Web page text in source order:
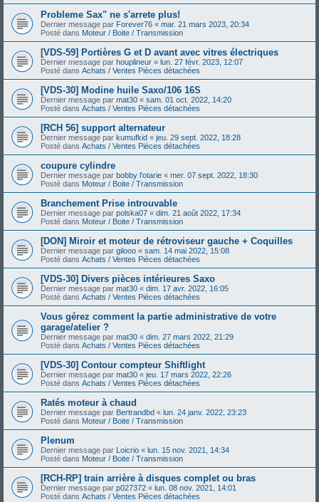
Probleme Sax" ne s'arrete plus!
Dernier message par Forever76 « mar. 21 mars 2023, 20:34
Posté dans Moteur / Boite / Transmission
[VDS-59] Portières G et D avant avec vitres électriques
Dernier message par houplineur « lun. 27 févr. 2023, 12:07
Posté dans Achats / Ventes Pièces détachées
[VDS-30] Modine huile Saxo/106 16S
Dernier message par mat30 « sam. 01 oct. 2022, 14:20
Posté dans Achats / Ventes Pièces détachées
[RCH 56] support alternateur
Dernier message par kumufkid « jeu. 29 sept. 2022, 18:28
Posté dans Achats / Ventes Pièces détachées
coupure cylindre
Dernier message par bobby l'otarie « mer. 07 sept. 2022, 18:30
Posté dans Moteur / Boite / Transmission
Branchement Prise introuvable
Dernier message par polska07 « dim. 21 août 2022, 17:34
Posté dans Moteur / Boite / Transmission
[DON] Miroir et moteur de rétroviseur gauche + Coquilles
Dernier message par gilooo « sam. 14 mai 2022, 15:08
Posté dans Achats / Ventes Pièces détachées
[VDS-30] Divers pièces intérieures Saxo
Dernier message par mat30 « dim. 17 avr. 2022, 16:05
Posté dans Achats / Ventes Pièces détachées
Vous gérez comment la partie administrative de votre
garage/atelier ?
Dernier message par mat30 « dim. 27 mars 2022, 21:29
Posté dans Achats / Ventes Pièces détachées
[VDS-30] Contour compteur Shiftlight
Dernier message par mat30 « jeu. 17 mars 2022, 22:26
Posté dans Achats / Ventes Pièces détachées
Ratés moteur à chaud
Dernier message par Bertrandbd « lun. 24 janv. 2022, 23:23
Posté dans Moteur / Boite / Transmission
Plenum
Dernier message par Loicrio « lun. 15 nov. 2021, 14:34
Posté dans Moteur / Boite / Transmission
[RCH-RP] train arrière à disques complet ou bras
Dernier message par p027372 « lun. 08 nov. 2021, 14:01
Posté dans Achats / Ventes Pièces détachées